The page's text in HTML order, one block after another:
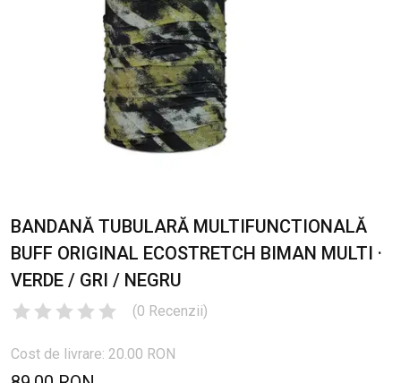
BANDANĂ TUBULARĂ MULTIFUNCTIONALĂ
BUFF ORIGINAL ECOSTRETCH BIMAN MULTI ·
VERDE / GRI / NEGRU
(0 Recenzii)
Cost de livrare: 20.00 RON